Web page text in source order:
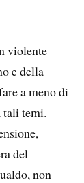
violente
e della
a meno di
tali temi.
del
non